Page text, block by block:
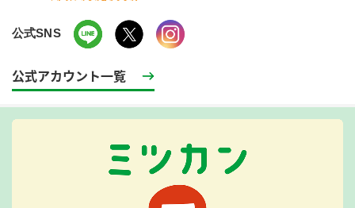
公式SNS
公式アカウント一覧